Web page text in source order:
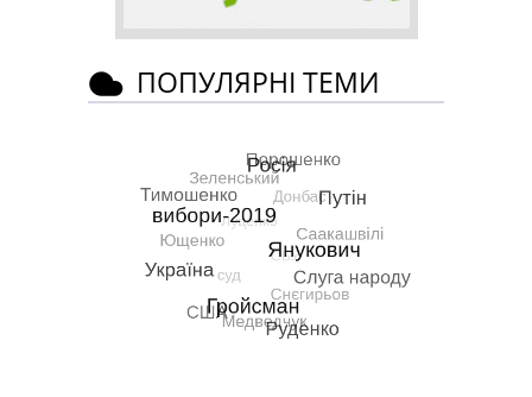
ПОПУЛЯРНІ ТЕМИ